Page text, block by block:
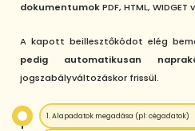
dokumentumokPDF, HTML,
A kapott beillesztőkódot elég
pedig automatikusan
jogszabályváltozáskor frissül.
1. Alapadatok megadása (pl: cégadatok)